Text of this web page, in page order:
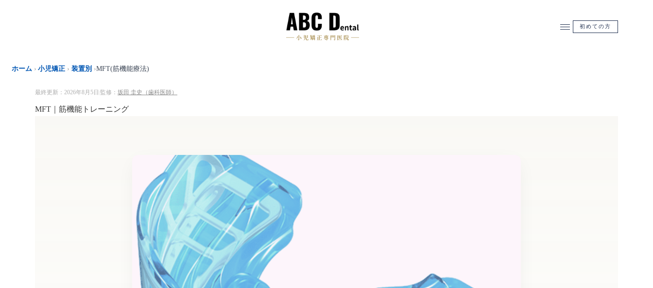
初めての方
ホーム › 小児矯正 › 装置別 ›MFT(筋機能療法)
最終更新：2026年8月5日 監修： 坂田 圭史（歯科医師）
MFT｜筋機能トレーニング